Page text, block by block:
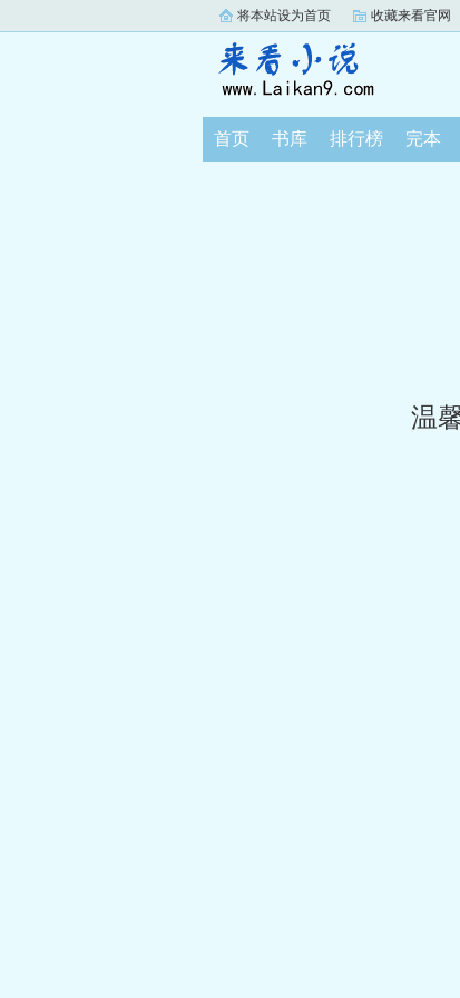
将本站设为首页 收藏来看官网
首页 书库 排行榜 完本
温